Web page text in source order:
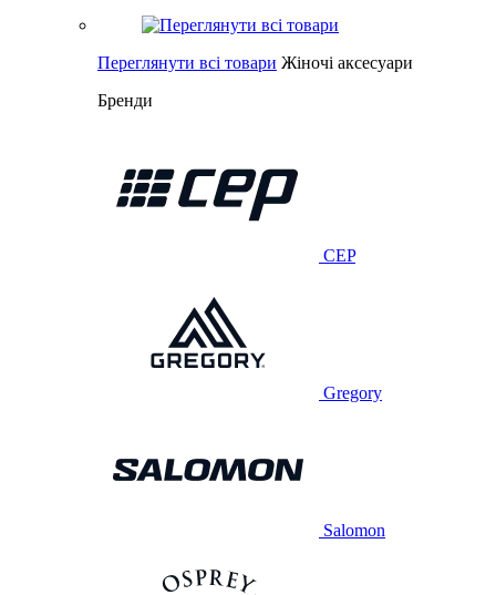
Переглянути всі товари Жіночі аксесуари
Бренди
CEP
Gregory
Salomon